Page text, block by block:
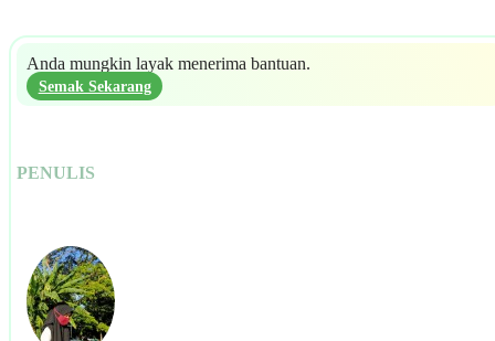
Anda mungkin layak menerima bantuan.
Semak Sekarang
PENULIS